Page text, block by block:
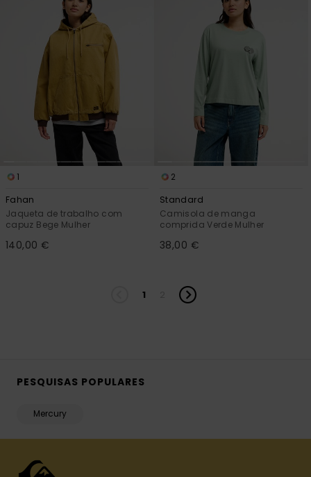
1
Fahan
Jaqueta de trabalho com
capuz Bege Mulher
140,00 €
2
Standard
Camisola de manga
comprida Verde Mulher
38,00 €
1
PESQUISAS POPULARES
Mercury